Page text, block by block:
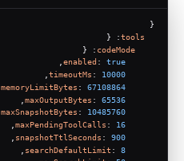
{
tools
: {
codeMode
: {
enabled : true
,
timeoutMs : 10000
memoryLimitBytes : 67108864
maxOutputBytes : 65536
maxSnapshotBytes : 10485760
maxPendingToolCalls : 16
snapshotTtlSeconds : 900
searchDefaultLimit : 8